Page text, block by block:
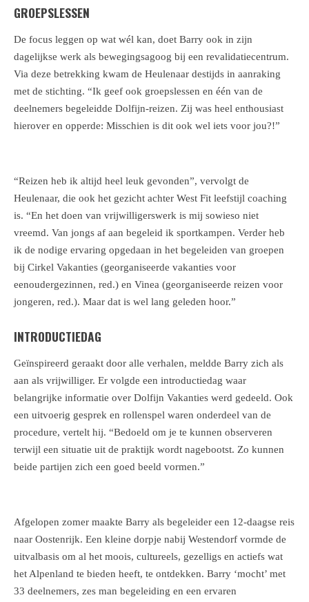
GROEPSLESSEN
De focus leggen op wat wél kan, doet Barry ook in zijn
dagelijkse werk als bewegingsagoog bij een revalidatiecentrum.
Via deze betrekking kwam de Heulenaar destijds in aanraking
met de stichting. “Ik geef ook groepslessen en één van de
deelnemers begeleidde Dolfijn-reizen. Zij was heel enthousiast
hierover en opperde: Misschien is dit ook wel iets voor jou?!”
“Reizen heb ik altijd heel leuk gevonden”, vervolgt de
Heulenaar, die ook het gezicht achter West Fit leefstijl coaching
is. “En het doen van vrijwilligerswerk is mij sowieso niet
vreemd. Van jongs af aan begeleid ik sportkampen. Verder heb
ik de nodige ervaring opgedaan in het begeleiden van groepen
bij Cirkel Vakanties (georganiseerde vakanties voor
eenoudergezinnen, red.) en Vinea (georganiseerde reizen voor
jongeren, red.). Maar dat is wel lang geleden hoor.”
INTRODUCTIEDAG
Geïnspireerd geraakt door alle verhalen, meldde Barry zich als
aan als vrijwilliger. Er volgde een introductiedag waar
belangrijke informatie over Dolfijn Vakanties werd gedeeld. Ook
een uitvoerig gesprek en rollenspel waren onderdeel van de
procedure, vertelt hij. “Bedoeld om je te kunnen observeren
terwijl een situatie uit de praktijk wordt nagebootst. Zo kunnen
beide partijen zich een goed beeld vormen.”
Afgelopen zomer maakte Barry als begeleider een 12-daagse reis
naar Oostenrijk. Een kleine dorpje nabij Westendorf vormde de
uitvalbasis om al het moois, cultureels, gezelligs en actiefs wat
het Alpenland te bieden heeft, te ontdekken. Barry ‘mocht’ met
33 deelnemers, zes man begeleiding en een ervaren